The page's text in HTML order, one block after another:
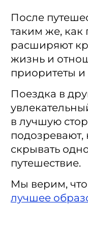
После
таким же, как
расширяют
жизнь и
приоритеты и
Поездка в
в лучшую
скрывать
путешествие.
Мы верим, что
лучшее